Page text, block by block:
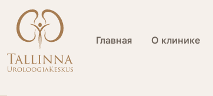
Главная О клинике